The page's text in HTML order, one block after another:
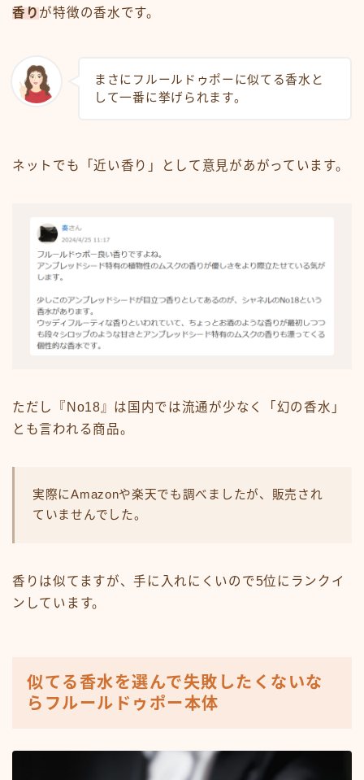
香り が特徴の香水です。
まさにフルールドゥポーに似てる香水と
して一番に挙げられます。
ネットでも「近い香り」として意見があがっています。
ただし『No18』は国内では流通が少なく「幻の香水」
とも言われる商品。
実際にAmazonや楽天でも調べましたが、販売され
ていませんでした。
香りは似てますが、手に入れにくいので5位にランクイ
ンしています。
似てる香水を選んで失敗したくないな
らフルールドゥポー本体